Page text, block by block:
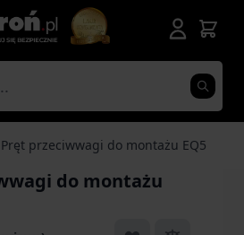
Pręt przeciwwagi do montażu EQ5
do montażu